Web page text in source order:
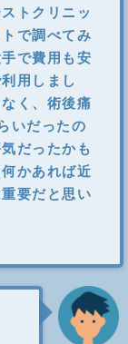
トクリニッ
で調べてみ
で費用も安
用しまし
く、術後痛
いだったの
だったかも
かあれば近
要だと思い